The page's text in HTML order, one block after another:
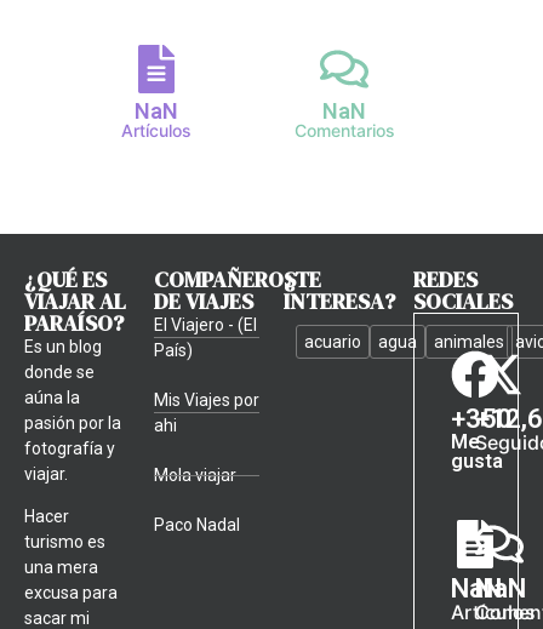
NaN
Artículos
NaN
Comentarios
¿QUÉ ES
VIAJAR AL
PARAÍSO?
Es un blog
donde se
aúna la
pasión por la
fotografía y
viajar.
Hacer
turismo es
una mera
excusa para
sacar mi
COMPAÑEROS
DE VIAJES
El Viajero - (El
País)
Mis Viajes por
ahi
Mola viajar
Paco Nadal
¿TE
INTERESA?
acuario agua animales
REDES
SOCIALES
+350
Me
gusta
+
NaN
Artículos
NaN